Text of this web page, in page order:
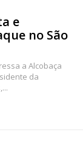
e
no São
a Alcobaça
da